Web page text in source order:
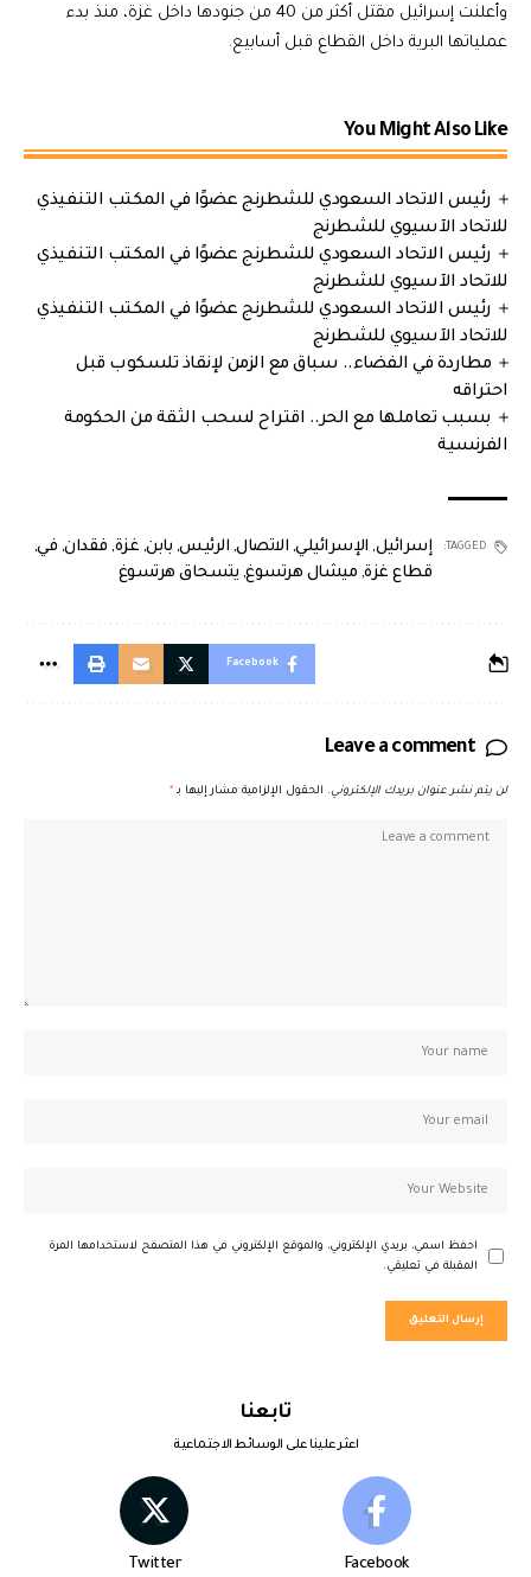
وأعلنت إسرائيل مقتل أكثر من 40 من جنودها داخل غزة، منذ بدء
عملياتها البرية داخل القطاع قبل أسابيع.
You Might Also Like
رئيس الاتحاد السعودي للشطرنج عضوًا في المكتب التنفيذي
للاتحاد الآسيوي للشطرنج
رئيس الاتحاد السعودي للشطرنج عضوًا في المكتب التنفيذي
للاتحاد الآسيوي للشطرنج
رئيس الاتحاد السعودي للشطرنج عضوًا في المكتب التنفيذي
للاتحاد الآسيوي للشطرنج
مطاردة في الفضاء.. سباق مع الزمن لإنقاذ تلسكوب قبل
احتراقه
بسبب تعاملها مع الحر.. اقتراح لسحب الثقة من الحكومة
الفرنسية
TAGGED: إسرائيل, الإسرائيلي, الاتصال, الرئيس, بابن, غزة, فقدان, في,
قطاع غزة, ميشال هرتسوغ, يتسحاق هرتسوغ
Facebook
Leave a comment
لن يتم نشر عنوان بريدك الإلكتروني. الحقول الإلزامية مشار إليها بـ *
احفظ اسمي، بريدي الإلكتروني، والموقع الإلكتروني في هذا المتصفح لاستخدامها المرة
المقبلة في تعليقي.
تابعنا
اعثر علينا على الوسائط الاجتماعية
Facebook
Twitter